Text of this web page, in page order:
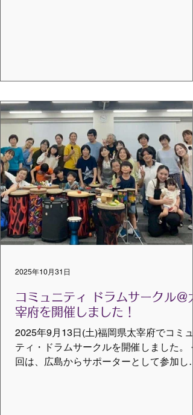
見ただけでも心が躍りました。 それぞれ
己紹介をしたのち、今回のテーマ「10周
に向けてやってみたいこと」をブレイクア
ウトルームに分かれ、意見を出し合いまし
た。私は、「全国ツアーみたいにしてコミ
ュニティドラムサークルがやってきたらい
いなあ」などと経費度外視でお気楽に意見
を出してしまいました。 また、グループ
間からの「みんなで海外に行く！」の意見
には、思わず心の中で「WAO!」と叫んで
ました。最後に各グループからの様々な興
層、夢が膨らみました。 長い人生の中で
大人になってから新しく人と出会うことは
難しい
コミュニティ ドラムサークル＠
宰府を開催しました！
2025年9月13日(土)福岡県太宰府でコミュ
ティ・ドラムサークルを開催しました。
回は、広島からサポーターとして参加しま
2025年10月31日